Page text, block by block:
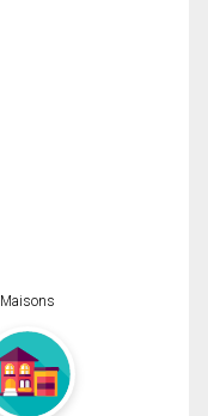
Maisons